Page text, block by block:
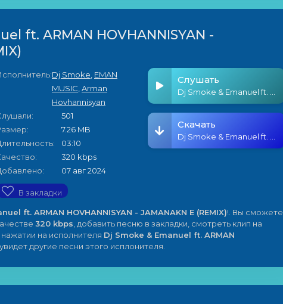
ft. ARMAN HOVHANNISYAN -
Dj Smoke EMAN
MUSIC Arman
Hovhannisyan
501
7.26 MB
03:10
320 kbps
07 авг 2024
В закладки
Слушать
Скачать
ft. ARMAN HOVHANNISYAN - JAMANAKN E (REMIX)!. Вы сможете
320 kbps , добавить песню в закладки, смотреть клип на
на исполнителя Dj Smoke & Emanuel ft. ARMAN
другие песни этого исплонителя.